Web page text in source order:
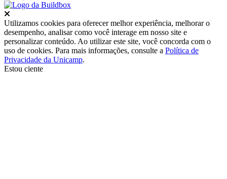
Utilizamos cookies para oferecer melhor experiência, melhorar o
desempenho, analisar como você interage em nosso site e
personalizar conteúdo. Ao utilizar este site, você concorda com o
uso de cookies. Para mais informações, consulte a Política de
Privacidade da Unicamp.
Estou ciente